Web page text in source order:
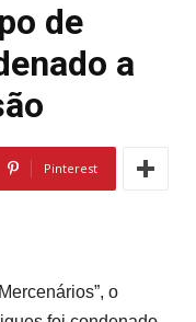
de
a
Pinterest
o